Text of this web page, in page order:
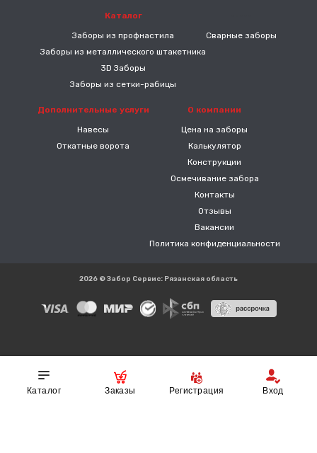
Каталог
Заборы из профнастила
Заборы из металлического штакетника
3D Заборы
Заборы из сетки-рабицы
Сварные заборы
Дополнительные услуги
Навесы
Откатные ворота
О компании
Цена на заборы
Калькулятор
Конструкции
Осмечивание забора
Контакты
Отзывы
Вакансии
Политика конфиденциальности
2026 © Забор Сервис: Рязанская область
Реквизиты:
ИП Власов А.В. ИНН 710605043904 ОГРНИП
317715400055552
Каталог Заказы Регистрация Вход